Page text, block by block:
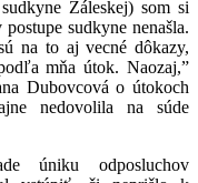
Záleskej) som si
sudkyne nenašla.
na to aj vecné dôkazy,
mňa útok. Naozaj,”
Dubovcová o útokoch
nedovolila na súde
úniku odposluchov